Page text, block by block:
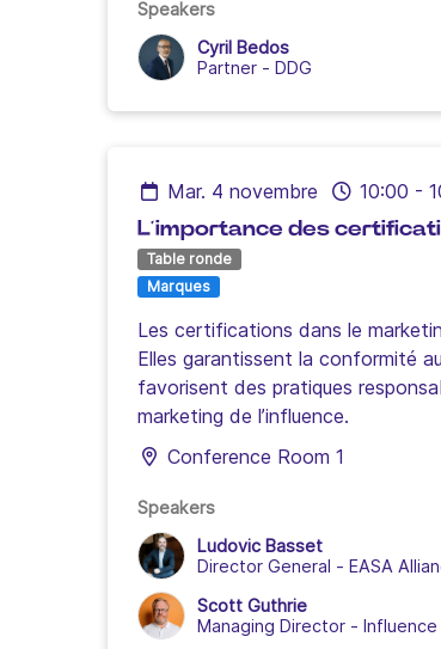
Speakers
Cyril Bedos
Partner - DDG
mar. 4 novembre 10:00 -
L’importance des
Table ronde
Marques
Les certifications dans le
Elles garantissent la conformité
favorisent des pratiques
marketing de l’influence.
Conference Room 1
Speakers
Ludovic Basset
Director General - EASA
Scott Guthrie
Managing Director -